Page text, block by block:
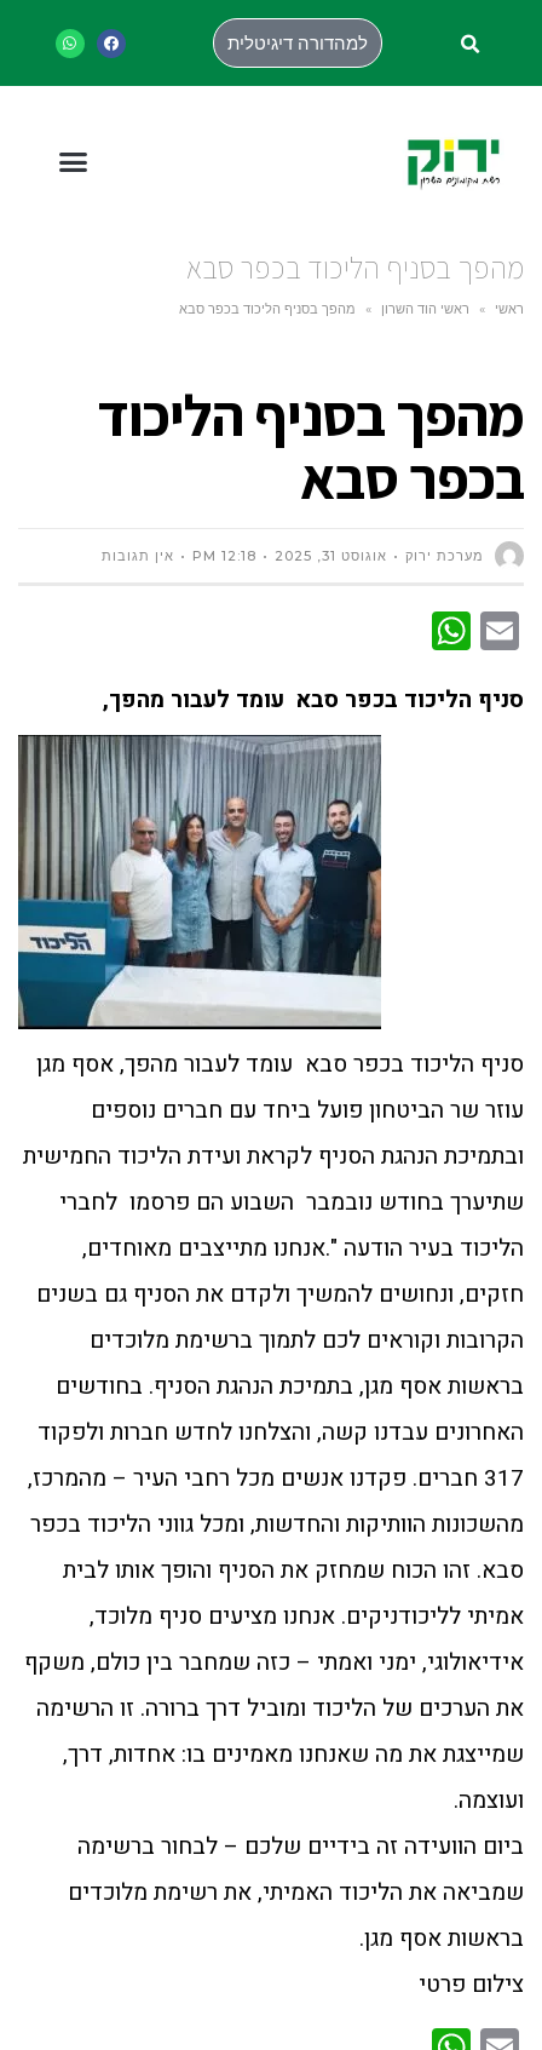
למהדורה דיגיטלית
מהפך בסניף הליכוד בכפר סבא
ראשי » ראשי הוד השרון » מהפך בסניף הליכוד בכפר סבא
מהפך בסניף הליכוד
בכפר סבא
מערכת ירוק אוגוסט 31, 2025 12:18 PM אין תגובות
Email
סניף הליכוד בכפר סבא עומד לעבור מהפך,
סניף הליכוד בכפר סבא עומד לעבור מהפך, אסף מגן
עוזר שר הביטחון פועל ביחד עם חברים נוספים
ובתמיכת הנהגת הסניף לקראת ועידת הליכוד החמישית
שתיערך בחודש נובמבר השבוע הם פרסמו לחברי
הליכוד בעיר הודעה ".אנחנו מתייצבים מאוחדים,
חזקים, ונחושים להמשיך ולקדם את הסניף גם בשנים
הקרובות וקוראים לכם לתמוך ברשימת מלוכדים
בראשות אסף מגן, בתמיכת הנהגת הסניף. בחודשים
האחרונים עבדנו קשה, והצלחנו לחדש חברות ולפקוד
317 חברים. פקדנו אנשים מכל רחבי העיר – מהמרכז,
מהשכונות הוותיקות והחדשות, ומכל גווני הליכוד בכפר
סבא. זהו הכוח שמחזק את הסניף והופך אותו לבית
אמיתי לליכודניקים. אנחנו מציעים סניף מלוכד,
אידיאולוגי, ימני ואמתי – כזה שמחבר בין כולם, משקף
את הערכים של הליכוד ומוביל דרך ברורה. זו הרשימה
שמייצגת את מה שאנחנו מאמינים בו: אחדות, דרך,
ועוצמה.
ביום הוועידה זה בידיים שלכם – לבחור ברשימה
שמביאה את הליכוד האמיתי, את רשימת מלוכדים
בראשות אסף מגן.
צילום פרטי